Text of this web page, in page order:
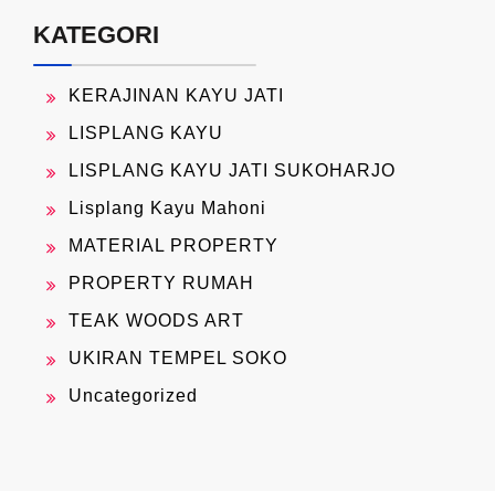
KATEGORI
KERAJINAN KAYU JATI
LISPLANG KAYU
LISPLANG KAYU JATI SUKOHARJO
Lisplang Kayu Mahoni
MATERIAL PROPERTY
PROPERTY RUMAH
TEAK WOODS ART
UKIRAN TEMPEL SOKO
Uncategorized